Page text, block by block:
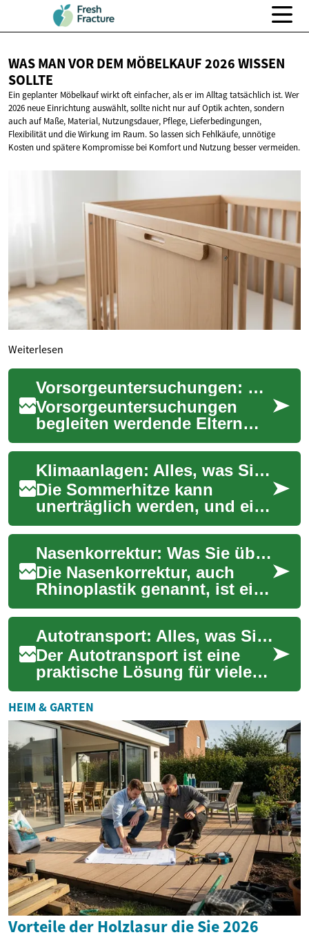
WAS MAN VOR DEM MÖBELKAUF 2026WISSEN
SOLLTE
Ein geplanter Möbelkauf wirkt oft einfacher, als er im Alltag tatsächlich ist. Wer
2026 neue Einrichtung auswählt, sollte nicht nur auf Optik achten, sondern
auch auf Maße, Material, Nutzungsdauer, Pflege, Lieferbedingungen,
Flexibilität und die Wirkung im Raum. So lassen sich Fehlkäufe, unnötige
Kosten und spätere Kompromisse bei Komfort und Nutzung besser vermeiden.
Weiterlesen
Vorsorgeuntersuchungen: Was jede Familie wissen sollte
Vorsorgeuntersuchungen
begleiten werdende Eltern
durch die Schwangerschaft
und geben Orientierung zu
Untersuchungszei...
Klimaanlagen: Alles, was Sie wissen müssen
Die Sommerhitze kann
unerträglich werden, und eine
Klimaanlage bietet oft die
ersehnte Erleichterung. Doch
was genau ...
Nasenkorrektur: Was Sie über Rhinoplastik wissen sollten
Die Nasenkorrektur, auch
Rhinoplastik genannt, ist eine
der häufigsten ästhetischen
Operationen weltweit. Ob aus
medi...
Autotransport: Alles, was Sie wissen müssen
Der Autotransport ist eine
praktische Lösung für viele
Situationen, sei es bei einem
Umzug, dem Kauf eines
Fahrzeugs ...
HEIM & GARTEN
Vorteile der Holzlasur die Sie 2026